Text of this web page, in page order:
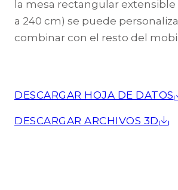
la mesa rectangular extensible
a 240 cm) se puede
combinar con el resto del
DESCARGAR HOJA DE DATOS
DESCARGAR ARCHIVOS 3D